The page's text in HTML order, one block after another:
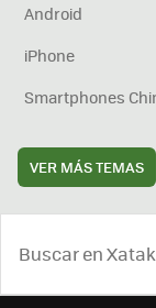
Android
iPhone
Smartphones
VER MÁS TEMAS